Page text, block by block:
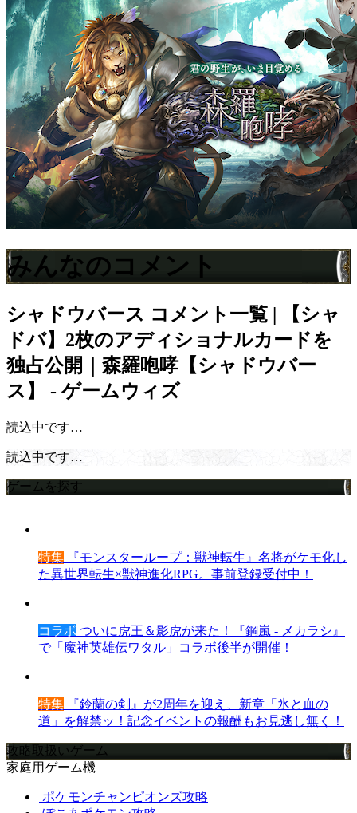
みんなのコメント
シャドウバース コメント一覧 | 【シャ
ドバ】2枚のアディショナルカードを
独占公開｜森羅咆哮【シャドウバー
ス】 - ゲームウィズ
読込中です…
読込中です…
ゲームを探す
特集 『モンスターループ：獣神転生』名将がケモ化し
た異世界転生×獣神進化RPG。事前登録受付中！
コラボ ついに虎王＆影虎が来た！『鋼嵐 - メカラシ』
で「魔神英雄伝ワタル」コラボ後半が開催！
特集 『鈴蘭の剣』が2周年を迎え、新章「氷と血の
道」を解禁ッ！記念イベントの報酬もお見逃し無く！
攻略取扱いゲーム
家庭用ゲーム機
ポケモンチャンピオンズ攻略